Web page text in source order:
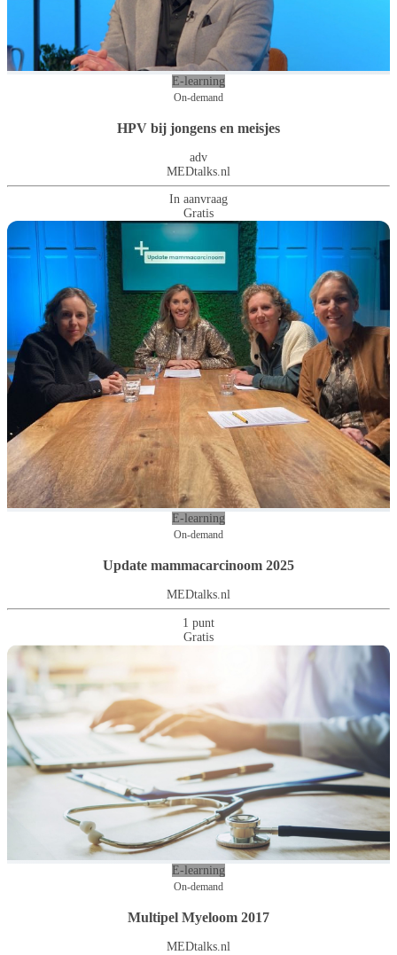
E-learning
On-demand
HPV bij jongens en meisjes
adv
MEDtalks.nl
In aanvraag
Gratis
E-learning
On-demand
Update mammacarcinoom 2025
MEDtalks.nl
1 punt
Gratis
E-learning
On-demand
Multipel Myeloom 2017
MEDtalks.nl